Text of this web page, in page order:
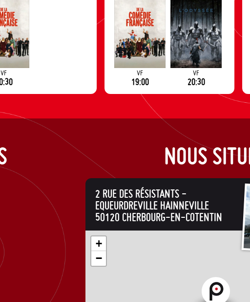
VF VF
19:00
VF
20:30
NOUS
2 RUE DES RÉSISTANTS -
EQUEURDREVILLE HAINNEVILLE
50120 CHERBOURG-EN-COTENTIN
+
−